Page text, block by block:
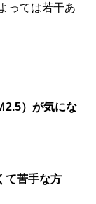
っては若干あ
2.5）が気にな
て苦手な方